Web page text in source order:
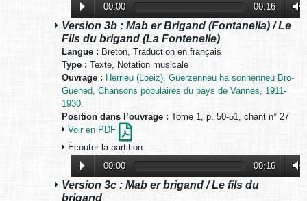
00:00
00:16
Version 3b : Mab er Brigand (Fontanella) / Le
Fils du brigand (La Fontenelle)
Langue : Breton, Traduction en français
Type : Texte, Notation musicale
Ouvrage : Herrieu (Loeiz), Guerzenneu ha sonnenneu Bro-
Guened, Chansons populaires du pays de Vannes, 1911-
1930.
Position dans l’ouvrage : Tome 1, p. 50-51, chant n° 27
Voir en PDF
Écouter la partition
00:00
00:16
Version 3c : Mab er brigand / Le fils du
brigand